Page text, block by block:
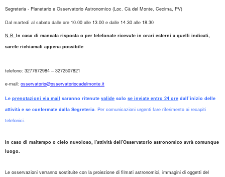
Segreteria - Planetario e Osservatorio Astronomico (Loc. Cà del Monte, Cecima, PV)
Dal martedì al sabato dalle ore 10.00 alle 13.00 e dalle 14.30 alle 18.30
N.B. In caso di mancata risposta o per telefonate ricevute in orari esterni a quelli indicati,
sarete richiamati appena possibile
telefono: 3277672984 – 3272507821
e-mail: osservatorio@osservatoriocadelmonte.it
Le prenotazioni via mail saranno ritenute valide solo se inviate entro 24 ore dall’inizio delle
attività e se confermate dalla Segreteria. Per comunicazioni urgenti fare riferimento ai recapiti
telefonici.
In caso di maltempo o cielo nuvoloso, l'attività dell'Osservatorio astronomico avrà comunque
luogo.
Le osservazioni verranno sostituite con la proiezione di filmati astronomici, immagini di oggetti del